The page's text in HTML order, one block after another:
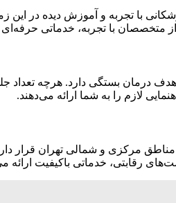
تجربه و آموزش دیده در این
از متخصصان با تجربه، خدماتی حرفه‌ای
درمان بستگی دارد. هرچه تعداد
لازم را به شما ارائه می‌دهند.
مناطق مرکزی و شمالی تهران قرار
رقابتی، خدماتی باکیفیت ارائه